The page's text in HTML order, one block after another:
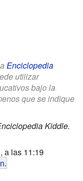
Enciclopedia
utilizar
bajo la
que se indique
Kiddle.
a las 11:19
.